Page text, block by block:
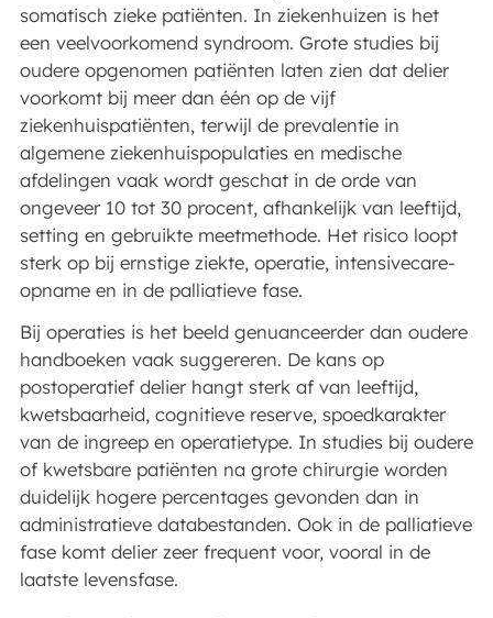
somatisch zieke patiënten. In ziekenhuizen is het
een veelvoorkomend syndroom. Grote studies bij
oudere opgenomen patiënten laten zien dat delier
voorkomt bij meer dan één op de vijf
ziekenhuispatiënten, terwijl de prevalentie in
algemene ziekenhuispopulaties en medische
afdelingen vaak wordt geschat in de orde van
ongeveer 10 tot 30 procent, afhankelijk van leeftijd,
setting en gebruikte meetmethode. Het risico loopt
sterk op bij ernstige ziekte, operatie, intensivecare-
opname en in de palliatieve fase.
Bij operaties is het beeld genuanceerder dan oudere
handboeken vaak suggereren. De kans op
postoperatief delier hangt sterk af van leeftijd,
kwetsbaarheid, cognitieve reserve, spoedkarakter
van de ingreep en operatietype. In studies bij oudere
of kwetsbare patiënten na grote chirurgie worden
duidelijk hogere percentages gevonden dan in
administratieve databestanden. Ook in de palliatieve
fase komt delier zeer frequent voor, vooral in de
laatste levensfase.